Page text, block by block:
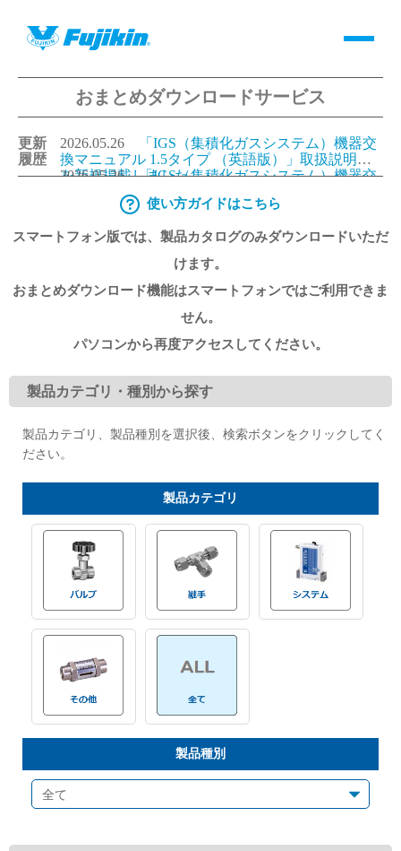
製品情報
バルブ・継手・システムを探す
製品カタログダウンロード
バルブと継手のきほん
説明会・講習会
ログイン
会社情報
Corporate Blog
採用情報
おまとめダウンロードサービス
更新
履歴
2026.05.26
「IGS（集積化ガスシステム）機器交
換マニュアル 1.5タイプ （英語版）」取扱説明書
を新規掲載しました。
2026.05.26「IGS（集積化ガスシステム）機器交
換マニュアル 1.125タイプ（英語版）」取扱説明書
を新規掲載しました。
2026.05.26「IGS（集積化ガスシステム）機器交
書を更新しました。
2026.05.26「IGS（集積化ガスシステム）機器交
換マニュアル 1.125タイプ（日本語版）」取扱説明
書を更新しました。
使い方ガイドはこちら
スマートフォン版では、製品カタログのみダウンロードいただ
けます。
おまとめダウンロード機能はスマートフォンではご利用できま
せん。
パソコンから再度アクセスしてください。
製品カテゴリ・種別から探す
製品カテゴリ、製品種別を選択後、検索ボタンをクリックしてく
ださい。
製品カテゴリ
製品種別